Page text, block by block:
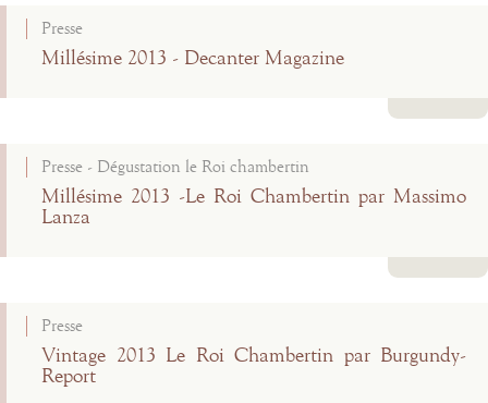
Presse
Millésime 2013 - Decanter Magazine
Presse - Dégustation le Roi chambertin
Millésime 2013 -Le Roi Chambertin par Massimo
Lanza
Presse
Vintage 2013 Le Roi Chambertin par Burgundy-
Report